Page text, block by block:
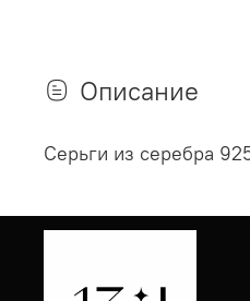
Описание
Серьги из серебра